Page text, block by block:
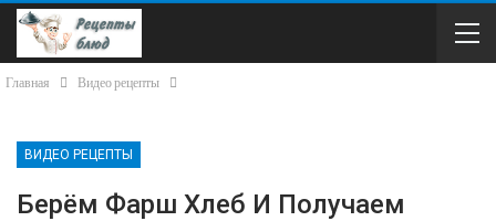
Главная Видео рецепты
ВИДЕО РЕЦЕПТЫ
Берём Фарш Хлеб И Получаем